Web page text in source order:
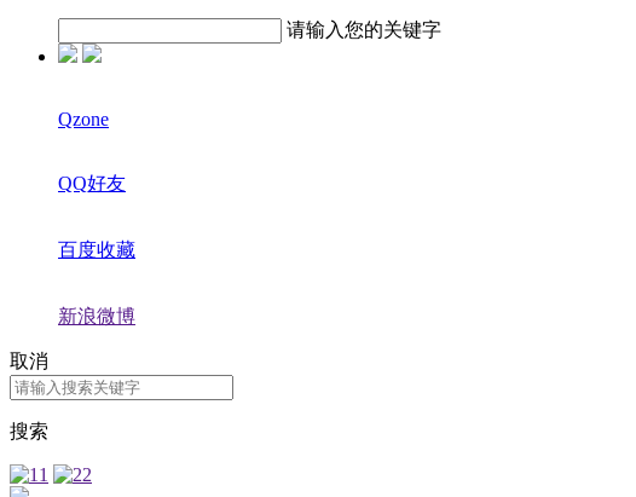
请输入您的关键字
Qzone
QQ好友
百度收藏
新浪微博
取消
搜索